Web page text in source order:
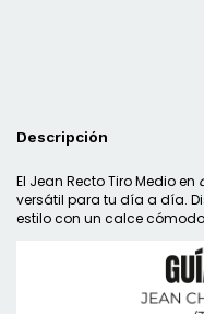
Descripción
El Jean Recto Tiro Medio en
versátil para tu día a día.
estilo con un calce